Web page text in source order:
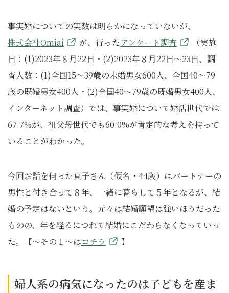
事実婚についての実数は明らかになっていないが、
株式会社Omiai
が、行ったアンケート調査
（実施
日：(1)2023年８月22日・(2)2023年８月22日～23日、調
査人数：(1)全国15～39歳の未婚男女600人、全国40〜79
歳の既婚男女400人・(2)全国40～79歳の既婚男女400人、
インターネット調査）では、事実婚について婚活世代では
67.7%が、祖父母世代でも60.0%が肯定的な考えを持って
いることがわかった。
今回お話を伺った真子さん（仮名・44歳）はパートナーの
男性と付き合って８年、一緒に暮らして５年となるが、結
婚の予定はないという。元々は結婚願望は強いほうだった
ものの、年を経るにつれて結婚にこだわらなくなっていっ
た。【～その１～はコチラ 】
婦人系の病気になったのは子どもを産ま